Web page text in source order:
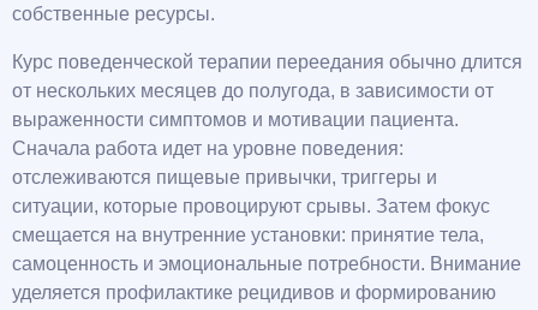
собственные ресурсы.
Курс поведенческой терапии переедания обычно длится
от нескольких месяцев до полугода, в зависимости от
выраженности симптомов и мотивации пациента.
Сначала работа идет на уровне поведения:
отслеживаются пищевые привычки, триггеры и
ситуации, которые провоцируют срывы. Затем фокус
смещается на внутренние установки: принятие тела,
самоценность и эмоциональные потребности. Внимание
уделяется профилактике рецидивов и формированию